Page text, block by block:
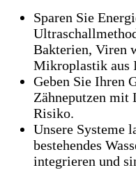
Sparen Sie
Bakterien, Viren
Mikroplastik aus
Geben Sie Ihren
Zähneputzen mit
Risiko.
Unsere Systeme
bestehendes
integrieren und